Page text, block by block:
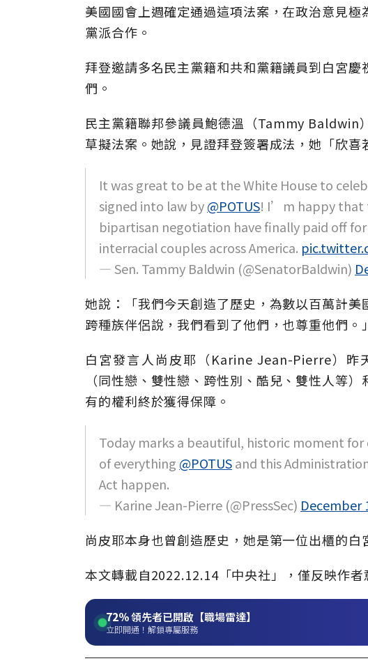
美國國會上週確定通過這項法案，在政治意見
黨派合作。
拜登邀請多名民主黨籍和共和黨籍議員到白宮
們。
民主黨籍聯邦參議員鮑德溫（Tammy Baldwin
草擬法案。她說，見證拜登簽署成法，她「欣喜
It was great to be at the White House to
signed into law by@POTUS! I’m happy that
bipartisan negotiation have finally paid off
interracial couples across America.
— Sen. Tammy Baldwin (@SenatorBaldwin)
她說：「我們今天創造了歷史，為數以百萬計
跨種族伴侶說，我們看到了他們，也尊重他們。」
白宮發言人尚皮耶（Karine Jean-Pierre）昨
（同性戀、雙性戀、跨性別、酷兒、雙性人等
有的權利終於獲得保障。
Today marks a beautiful, historic moment
of everything @POTUSand this
Act happen.
— Karine Jean-Pierre (@PressSec) December
尚皮耶本身也曾創造歷史，她是第一位出櫃的白
本文轉載自2022.12.14「中央社」 ，僅反映作
72%領先者已開啟【職場雷達】
立即開通！解鎖專屬服務